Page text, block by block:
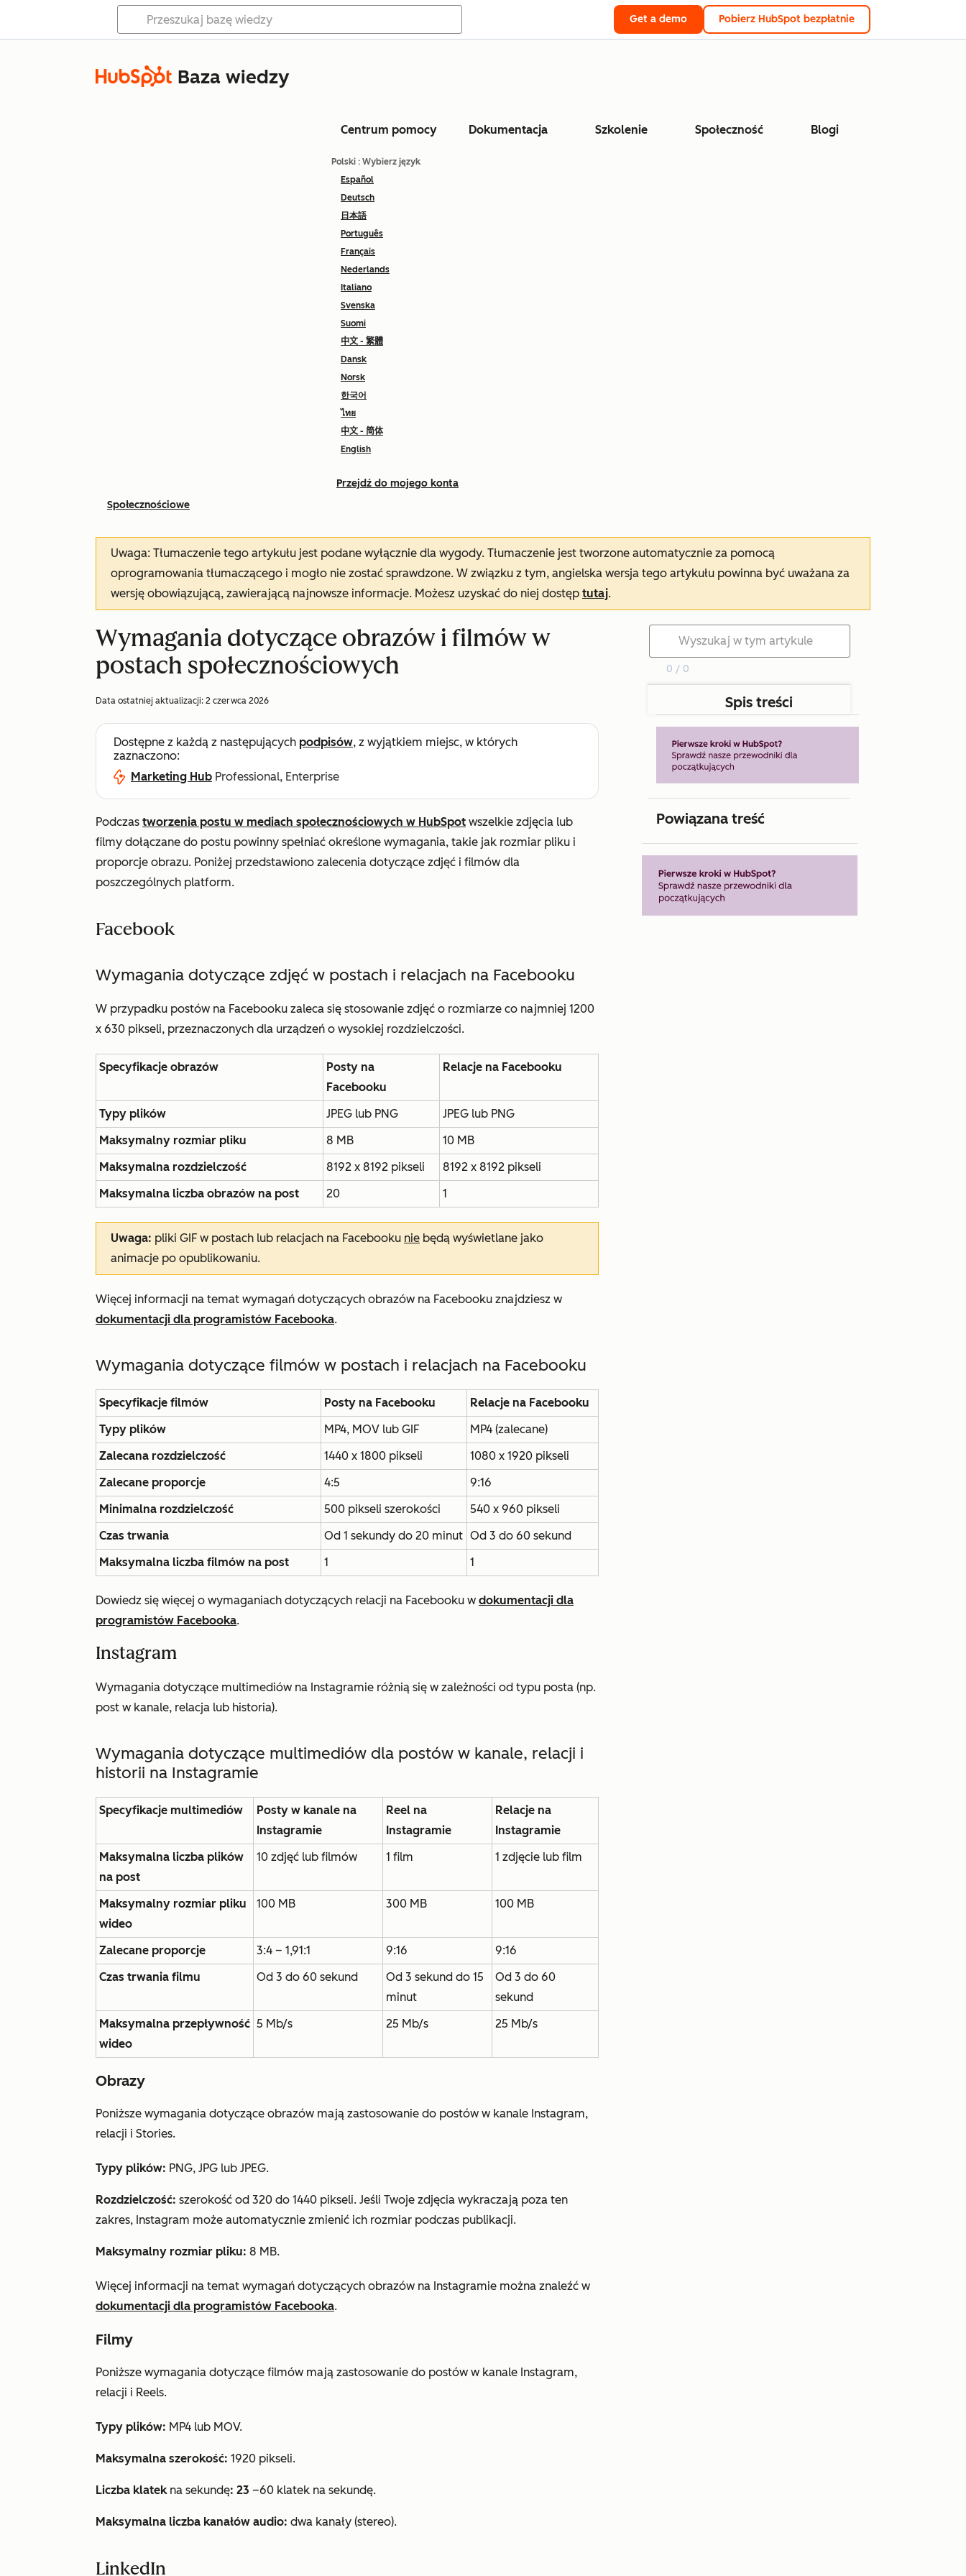
Get a demo Pobierz HubSpot bezpłatnie
Baza wiedzy
Centrum pomocy Dokumentacja Szkolenie Społeczność Blogi
Polski : Wybierz język
Español
Deutsch
日本語
Português
Français
Nederlands
Italiano
Svenska
Suomi
中文 - 繁體
Dansk
Norsk
한국어
ไทย
中文 - 简体
English
Przejdź do mojego konta
Społecznościowe
Uwaga: Tłumaczenie tego artykułu jest podane wyłącznie dla wygody. Tłumaczenie jest tworzone automatycznie za pomocą
oprogramowania tłumaczącego i mogło nie zostać sprawdzone. W związku z tym, angielska wersja tego artykułu powinna być uważana za
wersję obowiązującą, zawierającą najnowsze informacje. Możesz uzyskać do niej dostęp tutaj.
Wymagania dotyczące obrazów i filmów w
postach społecznościowych
Data ostatniej aktualizacji: 2 czerwca 2026
Dostępne z każdą z następujących podpisów, z wyjątkiem miejsc, w których
zaznaczono:
Marketing Hub Professional, Enterprise
Podczas tworzenia postu w mediach społecznościowych w HubSpot wszelkie zdjęcia lub
filmy dołączane do postu powinny spełniać określone wymagania, takie jak rozmiar pliku i
proporcje obrazu. Poniżej przedstawiono zalecenia dotyczące zdjęć i filmów dla
poszczególnych platform.
Facebook
Wymagania dotyczące zdjęć w postach i relacjach na Facebooku
W przypadku postów na Facebooku zaleca się stosowanie zdjęć o rozmiarze co najmniej 1200
x 630 pikseli, przeznaczonych dla urządzeń o wysokiej rozdzielczości.
Specyfikacje obrazów
Posty na
Facebooku
Relacje na Facebooku
Typy plików JPEG lub PNG
JPEG lub PNG
Maksymalny rozmiar pliku
8 MB
10 MB
Maksymalna rozdzielczość
8192 x 8192 pikseli
8192 x 8192 pikseli
Maksymalna liczba obrazów na post 20 1
Uwaga: pliki GIF w postach lub relacjach na Facebooku nie będą wyświetlane jako
animacje po opublikowaniu.
Więcej informacji na temat wymagań dotyczących obrazów na Facebooku znajdziesz w
dokumentacji dla programistów Facebooka.
Wymagania dotyczące filmów w postach i relacjach na Facebooku
Specyfikacje filmów Posty na Facebooku
Relacje na Facebooku
Typy plików
MP4, MOV lub GIF
MP4 (zalecane)
Zalecana rozdzielczość
1440 x 1800 pikseli
1080 x 1920 pikseli
Zalecane proporcje
4:5
9:16
Minimalna rozdzielczość
500 pikseli szerokości
540 x 960 pikseli
Czas trwania
Od 1 sekundy do 20 minut Od 3 do 60 sekund
Maksymalna liczba filmów na post 1 1
Dowiedz się więcej o wymaganiach dotyczących relacji na Facebooku w dokumentacji dla
programistów Facebooka.
Instagram
Wymagania dotyczące multimediów na Instagramie różnią się w zależności od typu posta (np.
post w kanale, relacja lub historia).
Wymagania dotyczące multimediów dla postów w kanale, relacji i
historii na Instagramie
Specyfikacje multimediów
Posty w kanale na
Instagramie
Reel na
Instagramie
Relacje na
Instagramie
Maksymalna liczba plików
na post
10 zdjęć lub filmów 1 film 1 zdjęcie lub film
Maksymalny rozmiar pliku
wideo
100 MB 300 MB 100 MB
Zalecane proporcje 3:4 – 1,91:1 9:16
9:16
Czas trwania filmu
Od 3 do 60 sekund
Od 3 sekund do 15
minut
Od 3 do 60
sekund
Maksymalna przepływność
wideo
5 Mb/s 25 Mb/s 25 Mb/s
Obrazy
Poniższe wymagania dotyczące obrazów mają zastosowanie do postów w kanale Instagram,
relacji i Stories.
Typy plików: PNG, JPG lub JPEG.
Rozdzielczość: szerokość od 320 do 1440 pikseli. Jeśli Twoje zdjęcia wykraczają poza ten
zakres, Instagram może automatycznie zmienić ich rozmiar podczas publikacji.
Maksymalny rozmiar pliku: 8 MB.
Więcej informacji na temat wymagań dotyczących obrazów na Instagramie można znaleźć w
dokumentacji dla programistów Facebooka.
Filmy
Poniższe wymagania dotyczące filmów mają zastosowanie do postów w kanale Instagram,
relacji i Reels.
Typy plików: MP4 lub MOV.
Maksymalna szerokość: 1920 pikseli.
Liczba klatek na sekundę: 23 –60 klatek na sekundę.
Maksymalna liczba kanałów audio: dwa kanały (stereo).
LinkedIn
0 / 0
Spis treści
Powiązana treść